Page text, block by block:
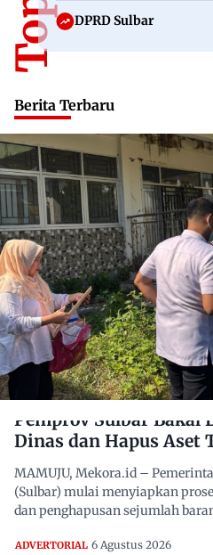
DPRD Sulbar
Berita Terbaru
Pemprov Sulbar Bakal
Dinas dan Hapus Aset
MAMUJU, Mekora.id –
(Sulbar) mulai menyiapkan
dan penghapusan sejumlah
ADVERTORIAL 6 Agustus 2026